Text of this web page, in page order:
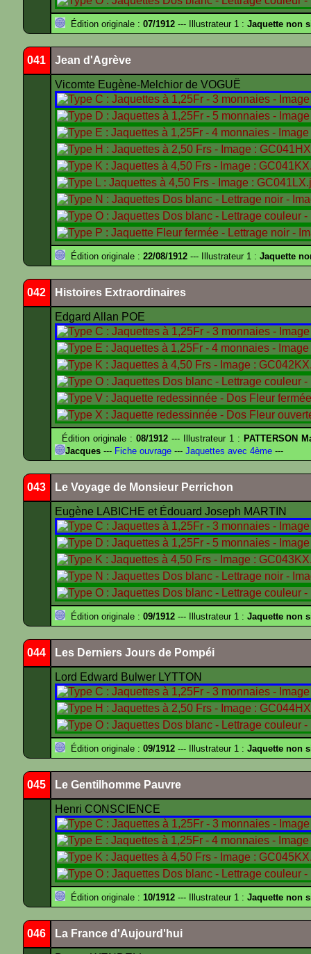
Édition originale : 07/1912 --- Illustrateur 1 : Jaquette non
041 Jean d'Agrève
Vicomte Eugène-Melchior de VOGUË
Édition originale : 22/08/1912 --- Illustrateur 1 : Jaquette
042 Histoires Extraordinaires
Edgard Allan POE
Édition originale :08/1912 --- Illustrateur 1 : PATTERSON
Jacques --- Fiche ouvrage --- Jaquettes avec 4ème ---
043 Le Voyage de Monsieur Perrichon
Eugène LABICHE et Édouard Joseph MARTIN
Édition originale : 09/1912 --- Illustrateur 1 : Jaquette non
044 Les Derniers Jours de Pompéi
Lord Edward Bulwer LYTTON
Édition originale : 09/1912 --- Illustrateur 1 : Jaquette non
045 Le Gentilhomme Pauvre
Henri CONSCIENCE
Édition originale : 10/1912 --- Illustrateur 1 : Jaquette non
046 La France d'Aujourd'hui